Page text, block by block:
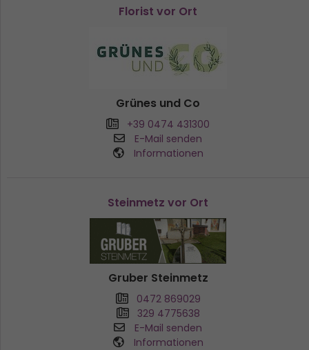
Florist vor Ort
Grünes und Co
+39 0474 431300
E-Mail senden
Informationen
Steinmetz vor Ort
Gruber Steinmetz
0472 869029
329 4775638
E-Mail senden
Informationen